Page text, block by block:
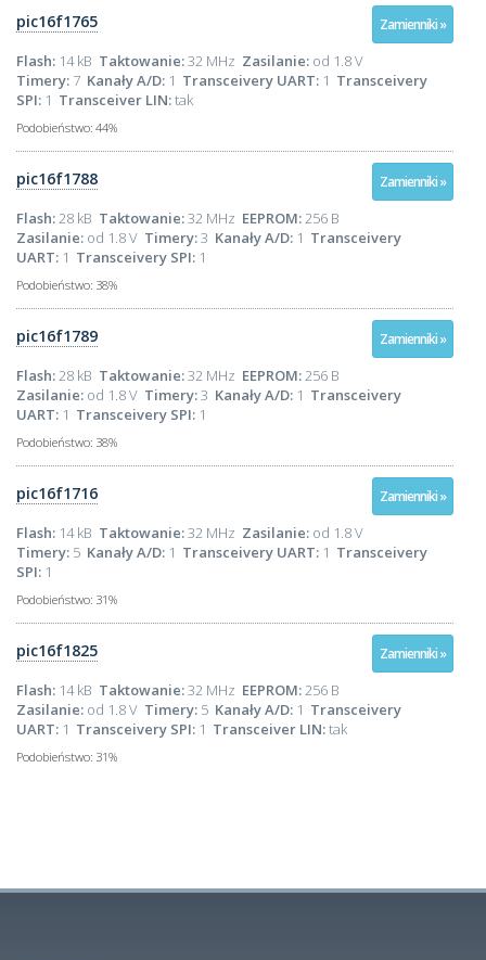
Zamienniki »
pic16f1765
Flash: 14 kB Taktowanie:32 MHz Zasilanie: od 1.8 V
Timery: 7 Kanały A/D: 1 Transceivery UART: 1 Transceivery
SPI: 1 Transceiver LIN:tak
Podobieństwo: 44%
Zamienniki »
pic16f1788
Flash:28 kB Taktowanie:32 MHz EEPROM:256 B
Zasilanie: od 1.8 V Timery:3 Kanały A/D: 1 Transceivery
UART: 1 Transceivery SPI: 1
Podobieństwo: 38%
Zamienniki »
pic16f1789
Flash:28 kB Taktowanie:32 MHz EEPROM:256 B
Zasilanie: od 1.8 V Timery:3 Kanały A/D: 1 Transceivery
UART: 1 Transceivery SPI: 1
Podobieństwo: 38%
Zamienniki »
pic16f1716
Flash: 14 kB Taktowanie:32 MHz Zasilanie: od 1.8 V
Timery: 5 Kanały A/D: 1 Transceivery UART: 1 Transceivery
SPI: 1
Podobieństwo: 31%
Zamienniki »
pic16f1825
Flash: 14 kB Taktowanie:32 MHz EEPROM:256 B
Zasilanie: od 1.8 V Timery: 5 Kanały A/D: 1 Transceivery
UART: 1 Transceivery SPI: 1 Transceiver LIN:tak
Podobieństwo: 31%